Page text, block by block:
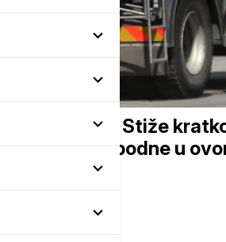
još danas: Stiže
mogući popodne u